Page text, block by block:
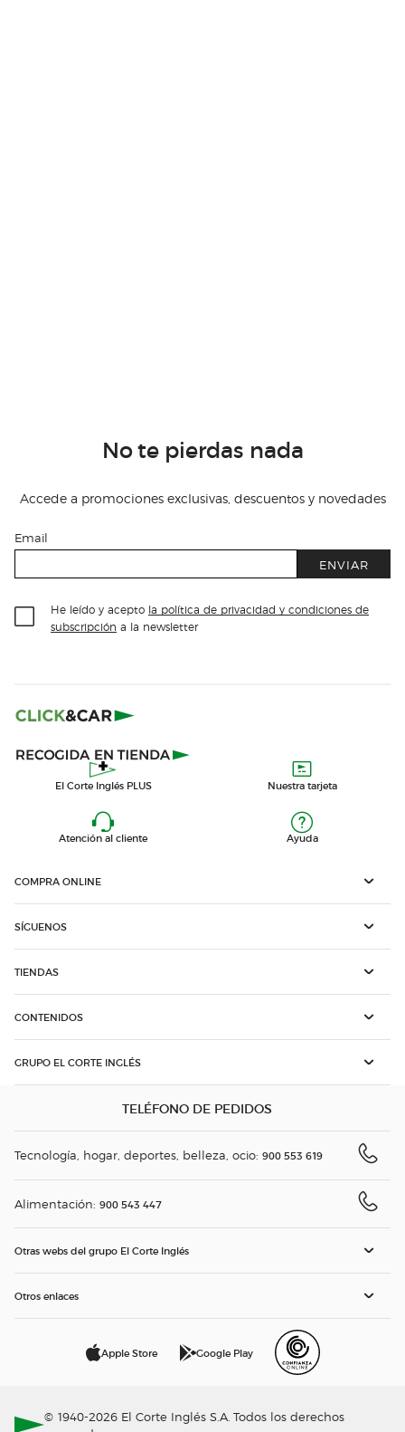
No te pierdas nada
Accede a promociones exclusivas, descuentos y novedades
Email
ENVIAR
He leído y acepto la política de privacidad y condiciones de
subscripción a la newsletter
El Corte Inglés PLUS Nuestra tarjeta
Atención al cliente Ayuda
COMPRA ONLINE
SÍGUENOS
TIENDAS
CONTENIDOS
GRUPO EL CORTE INGLÉS
TELÉFONO DE PEDIDOS
Tecnología, hogar, deportes, belleza, ocio: 900 553 619
Alimentación: 900 543 447
Otras webs del grupo El Corte Inglés
Otros enlaces
Apple Store Google Play
© 1940-2026 El Corte Inglés S.A. Todos los derechos